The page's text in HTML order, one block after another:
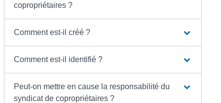
copropriétaires ?
Comment est-il créé ?
Comment est-il identifié ?
Peut-on mettre en cause la responsabilité du
syndicat de copropriétaires ?